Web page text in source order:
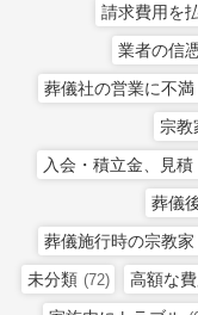
請求費用を
業者の信
葬儀社の営業に不満
宗教
入会・積立金、見
葬儀
葬儀施行時の宗教
未分類 (72) 高額な